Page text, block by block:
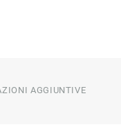
AGGIUNTIVE